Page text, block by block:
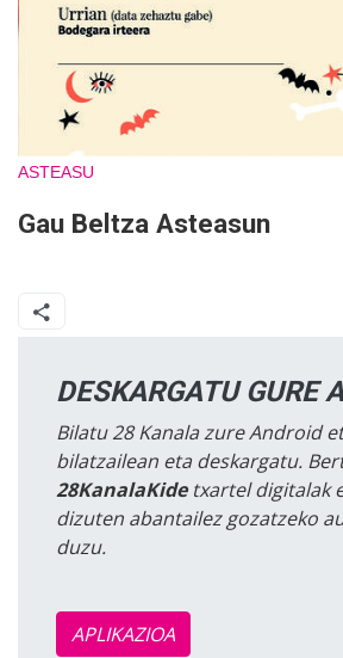
ASTEASU
Gau Beltza Asteasun
DESKARGATU GURE
Bilatu 28 Kanala zure Android
bilatzailean eta deskargatu.
28KanalaKidetxartel digitalak
dizuten abantailez gozatzeko
duzu.
APLIKAZIOA